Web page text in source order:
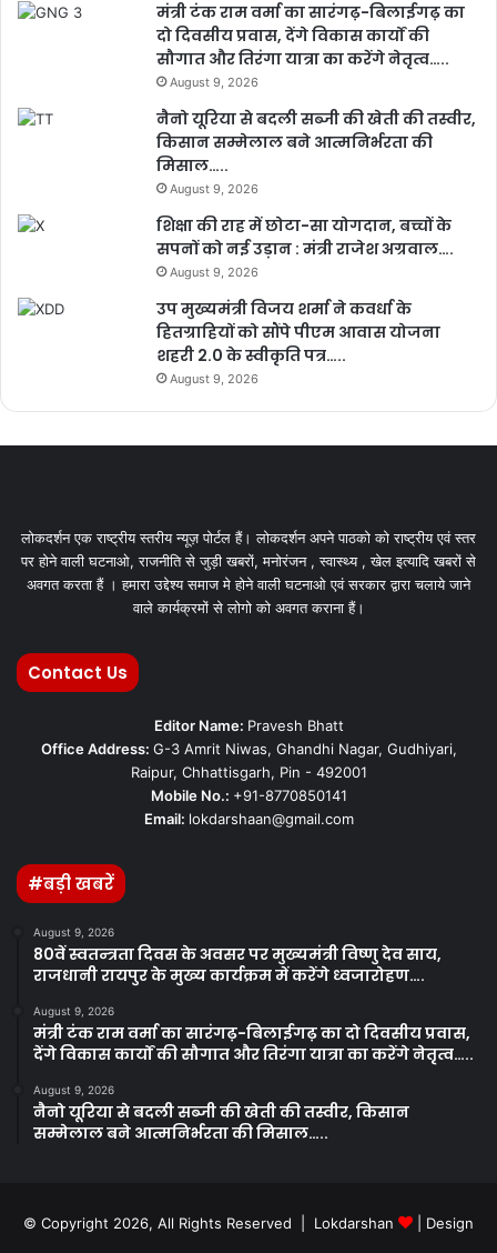
मंत्री टंक राम वर्मा का सारंगढ़-बिलाईगढ़ का
दो दिवसीय प्रवास, देंगे विकास कार्यों की
सौगात और तिरंगा यात्रा का करेंगे नेतृत्व…..
August 9, 2026
नैनो यूरिया से बदली सब्जी की खेती की तस्वीर,
किसान सम्मेलाल बने आत्मनिर्भरता की
मिसाल…..
August 9, 2026
शिक्षा की राह में छोटा-सा योगदान, बच्चों के
सपनों को नई उड़ान : मंत्री राजेश अग्रवाल….
August 9, 2026
उप मुख्यमंत्री विजय शर्मा ने कवर्धा के
हितग्राहियों को सौंपे पीएम आवास योजना
शहरी 2.0 के स्वीकृति पत्र…..
August 9, 2026
लोकदर्शन एक राष्ट्रीय स्तरीय न्यूज़ पोर्टल हैं। लोकदर्शन अपने पाठको को राष्ट्रीय एवं स्तर
पर होने वाली घटनाओ, राजनीति से जुड़ी खबरों, मनोरंजन , स्वास्थ्य , खेल इत्यादि खबरों से
अवगत करता हैं । हमारा उद्देश्य समाज मे होने वाली घटनाओ एवं सरकार द्वारा चलाये जाने
वाले कार्यक्रमों से लोगो को अवगत कराना हैं।
Contact Us
Editor Name: Pravesh Bhatt
Office Address: G-3 Amrit Niwas, Ghandhi Nagar, Gudhiyari,
Raipur, Chhattisgarh, Pin - 492001
Mobile No.: +91-8770850141
Email: lokdarshaan@gmail.com
#बड़ी खबरें
August 9, 2026
80वें स्वतन्त्रता दिवस के अवसर पर मुख्यमंत्री विष्णु देव साय,
राजधानी रायपुर के मुख्य कार्यक्रम में करेंगे ध्वजारोहण….
August 9, 2026
मंत्री टंक राम वर्मा का सारंगढ़-बिलाईगढ़ का दो दिवसीय प्रवास,
देंगे विकास कार्यों की सौगात और तिरंगा यात्रा का करेंगे नेतृत्व…..
August 9, 2026
नैनो यूरिया से बदली सब्जी की खेती की तस्वीर, किसान
सम्मेलाल बने आत्मनिर्भरता की मिसाल…..
© Copyright 2026, All Rights Reserved | Lokdarshan
| Design